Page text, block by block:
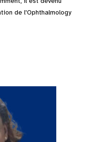
de l'Ophthalmology